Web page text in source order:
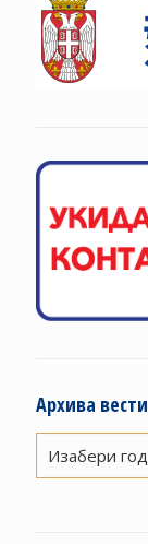
Архива вести